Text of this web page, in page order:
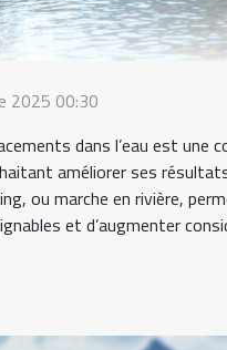
2025 00:30
dans l’eau est une
améliorer ses
ou marche en rivière,
et d’augmenter